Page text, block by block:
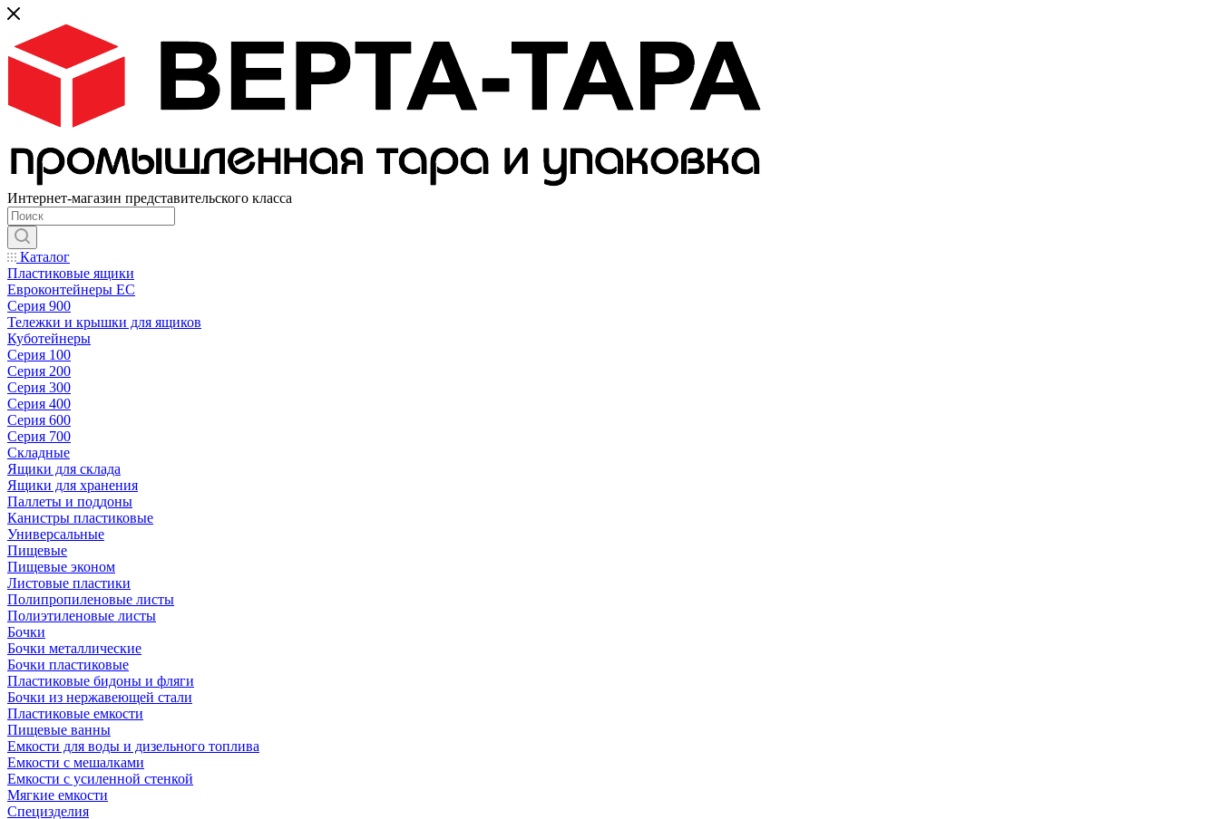
Интернет-магазин представительского класса
Каталог
Пластиковые ящики
Евроконтейнеры ЕС
Серия 900
Тележки и крышки для ящиков
Куботейнеры
Серия 100
Серия 200
Серия 300
Серия 400
Серия 600
Серия 700
Складные
Ящики для склада
Ящики для хранения
Паллеты и поддоны
Канистры пластиковые
Универсальные
Пищевые
Пищевые эконом
Листовые пластики
Полипропиленовые листы
Полиэтиленовые листы
Бочки
Бочки металлические
Бочки пластиковые
Пластиковые бидоны и фляги
Бочки из нержавеющей стали
Пластиковые емкости
Пищевые ванны
Емкости для воды и дизельного топлива
Емкости с мешалками
Емкости с усиленной стенкой
Мягкие емкости
Специзделия